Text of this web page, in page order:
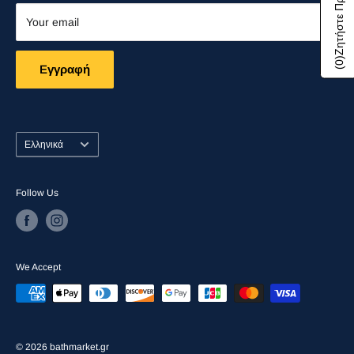
Your email
Eγγραφή
Language
Ελληνικά
Follow Us
We Accept
© 2026 bathmarket.gr
(
0
)